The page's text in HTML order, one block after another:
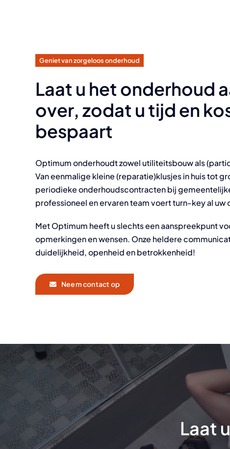
Geniet van zorgeloos onderhoud
Laat u het onderhoud
over, zodat u tijd en
bespaart
Optimum onderhoudt zowel utiliteitsbouw als
Van eenmalige kleine (reparatie)klusjes in huis tot
periodieke onderhoudscontracten bij
professioneel en ervaren team voert turn-key al uw
Met Optimum heeft u slechts een aanspreekpunt
opmerkingen en wensen. Onze heldere
duidelijkheid, openheid en betrokkenheid!
Neem contact op
Laat